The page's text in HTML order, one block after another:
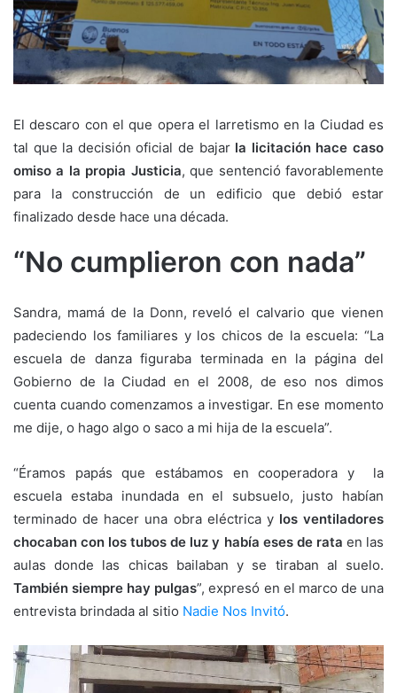
El descaro con el que opera el larretismo en la Ciudad es
tal que la decisión oficial de bajarla licitación hace caso
omiso a la propia Justicia, que sentenció favorablemente
para la construcción de un edificio que debió estar
finalizado desde hace una década.
“No cumplieron con nada”
Sandra, mamá de la Donn, reveló el calvario que vienen
padeciendo los familiares y los chicos de la escuela: “La
escuela de danza figuraba terminada en la página del
Gobierno de la Ciudad en el 2008, de eso nos dimos
cuenta cuando comenzamos a investigar. En ese momento
me dije, o hago algo o saco a mi hija de la escuela”.
“Éramos papás que estábamos en cooperadora y la
escuela estaba inundada en el subsuelo, justo habían
terminado de hacer una obra eléctrica y los ventiladores
chocaban con los tubos de luz y había eses de rata en las
aulas donde las chicas bailaban y se tiraban al suelo.
También siempre hay pulgas”, expresó en el marco de una
entrevista brindada al sitio Nadie Nos Invitó.